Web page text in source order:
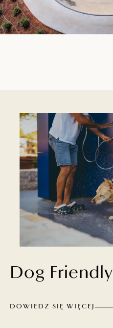
Dog Friendly
DOWIEDZ SIĘ WIĘCEJ